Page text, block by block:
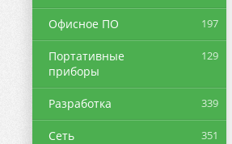
Офисное ПО 197
Портативные
приборы
129
Разработка 339
Сеть 351